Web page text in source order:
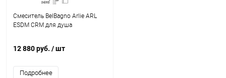
Смеситель BelBagno Arlie ARL
ESDM CRM для душа
12 880 руб. / шт
Подробнее